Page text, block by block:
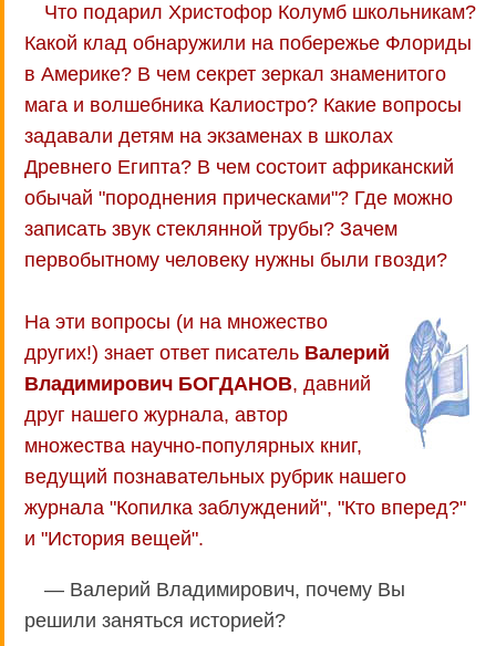
Что подарил Христофор Колумб школьникам?
Какой клад обнаружили на побережье Флориды
в Америке? В чем секрет зеркал знаменитого
мага и волшебника Калиостро? Какие вопросы
задавали детям на экзаменах в школах
Древнего Египта? В чем состоит африканский
обычай "породнения прическами"? Где можно
записать звук стеклянной трубы? Зачем
первобытному человеку нужны были гвозди?
На эти вопросы (и на множество
других!) знает ответ писатель Валерий
Владимирович БОГДАНОВ, давний
друг нашего журнала, автор
множества научно-популярных книг,
ведущий познавательных рубрик нашего
журнала "Копилка заблуждений", "Кто вперед?"
и "История вещей".
— Валерий Владимирович, почему Вы
решили заняться историей?